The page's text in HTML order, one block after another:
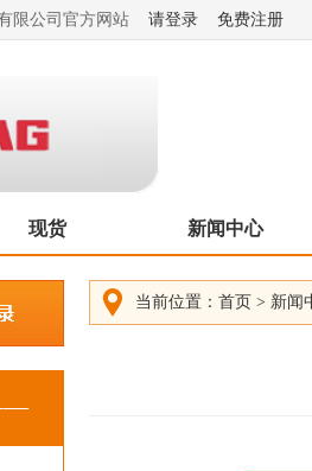
限公司官方网站 请登录 免费注册
现货 新闻中心
当前位置： 首页 > 新闻